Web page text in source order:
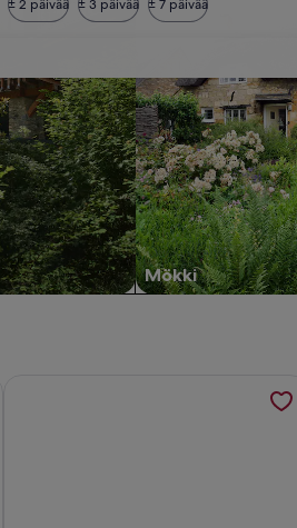
± 2 päivää ± 3 päivää ± 7 päivää
Mökki